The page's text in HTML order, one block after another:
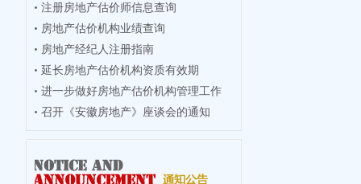
注册房地产估价师信息查询
房地产估价机构业绩查询
房地产经纪人注册指南
延长房地产估价机构资质有效期
进一步做好房地产估价机构管理工作
召开《安徽房地产》座谈会的通知